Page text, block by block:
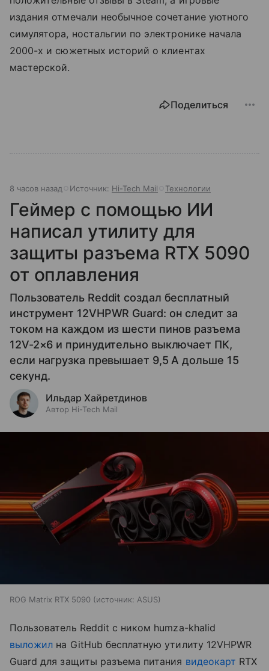
издания отмечали необычное сочетание уютного
симулятора, ностальгии по электронике начала
2000-х и сюжетных историй о клиентах
мастерской.
Поделиться
8 часов назад Источник: Hi-Tech Mail Технологии
Геймер с помощью ИИ
написал утилиту для
защиты разъема RTX 5090
от оплавления
Пользователь Reddit создал бесплатный
инструмент 12VHPWR Guard: он следит за
током на каждом из шести пинов разъема
12V-2×6 и принудительно выключает ПК,
если нагрузка превышает 9,5 А дольше 15
секунд.
Ильдар Хайретдинов
Автор Hi-Tech Mail
ROG Matrix RTX 5090 источник: ASUS
Пользователь Reddit с ником humza-khalid
выложил на GitHub бесплатную утилиту 12VHPWR
Guard для защиты разъема питания видеокарт RTX